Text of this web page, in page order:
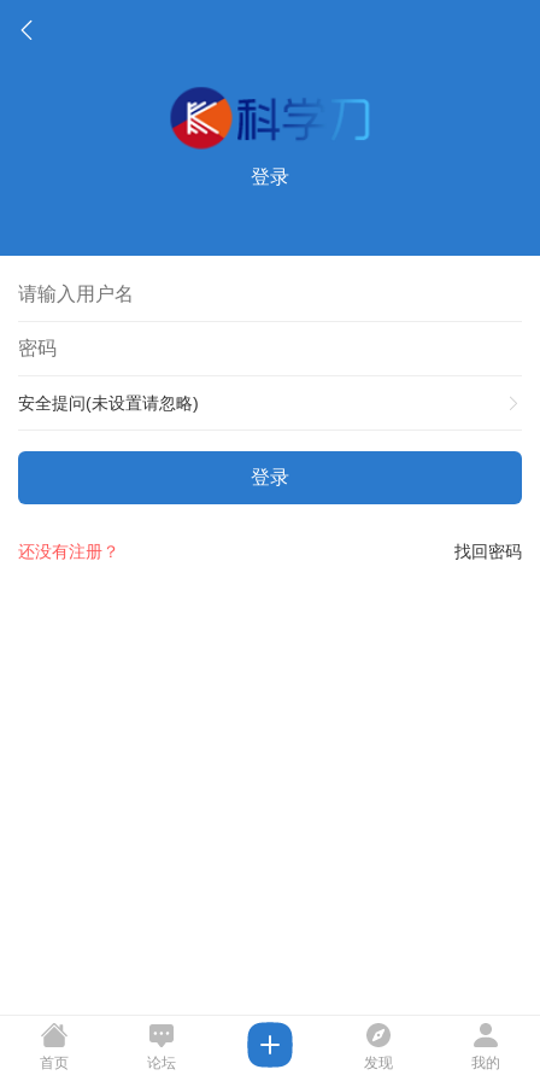
登录
安全提问(未设置请忽略)
登录
找回密码
还没有注册？
首页 论坛 发现 我的